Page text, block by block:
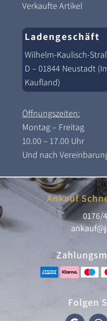
Verkaufte Artikel
Ladengeschäft
Wilhelm-Kaulisch-
D – 01844 Neustadt
Kaufland)
Öffnungszeiten:
Montag – Freitag
10.00 – 17.00 Uhr
Und nach
Ankauf
0176/
Folgen